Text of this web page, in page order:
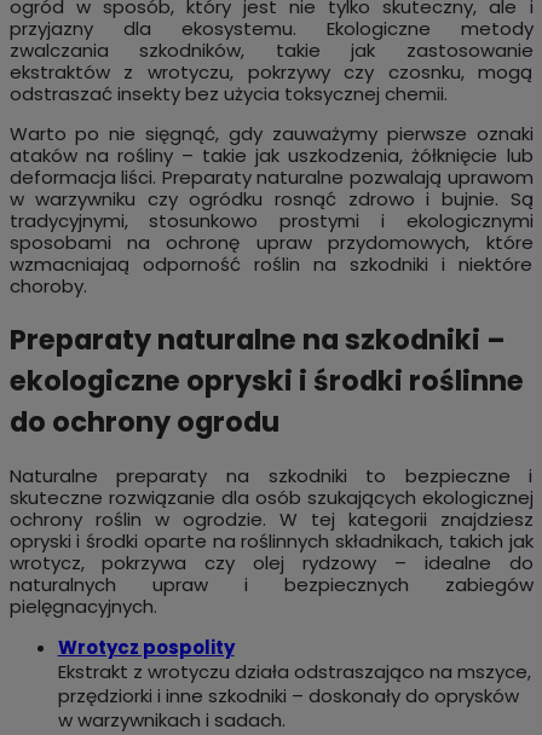
ogród w sposób, który jest nie tylko skuteczny, ale i
przyjazny dla ekosystemu. Ekologiczne metody
zwalczania szkodników, takie jak zastosowanie
ekstraktów z wrotyczu, pokrzywy czy czosnku, mogą
odstraszać insekty bez użycia toksycznej chemii.
Warto po nie sięgnąć, gdy zauważymy pierwsze oznaki
ataków na rośliny – takie jak uszkodzenia, żółknięcie lub
deformacja liści. Preparaty naturalne pozwalają uprawom
w warzywniku czy ogródku rosnąć zdrowo i bujnie. Są
tradycyjnymi, stosunkowo prostymi i ekologicznymi
sposobami na ochronę upraw przydomowych, które
wzmacniajaą odporność roślin na szkodniki i niektóre
choroby.
Preparaty naturalne na szkodniki –
ekologiczne opryski i środki roślinne
do ochrony ogrodu
Naturalne preparaty na szkodniki to bezpieczne i
skuteczne rozwiązanie dla osób szukających ekologicznej
ochrony roślin w ogrodzie. W tej kategorii znajdziesz
opryski i środki oparte na roślinnych składnikach, takich jak
wrotycz, pokrzywa czy olej rydzowy – idealne do
naturalnych upraw i bezpiecznych zabiegów
pielęgnacyjnych.
Wrotycz pospolity
Ekstrakt z wrotyczu działa odstraszająco na mszyce,
przędziorki i inne szkodniki – doskonały do oprysków
w warzywnikach i sadach.